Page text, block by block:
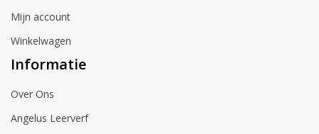
Mijn account
Winkelwagen
Informatie
Over Ons
Angelus Leerverf